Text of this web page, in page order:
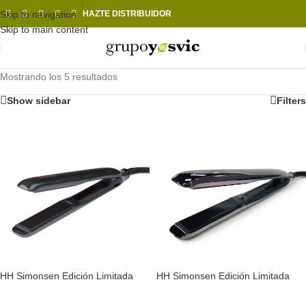
Skip to navigation
Skip to main content
HAZTE DISTRIBUIDOR
Mostrando los 5 resultados
Show sidebar Filters
HH Simonsen Edición Limitada
HH Simonsen Edición Limitada